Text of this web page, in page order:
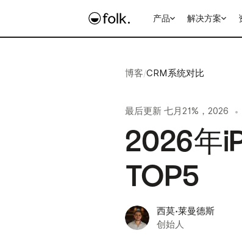
产品 解决方案
博客/CRM系统对比
最后更新 七月21%，2026 •
2026年
TOP5
西莫·莱曼德斯
创始人